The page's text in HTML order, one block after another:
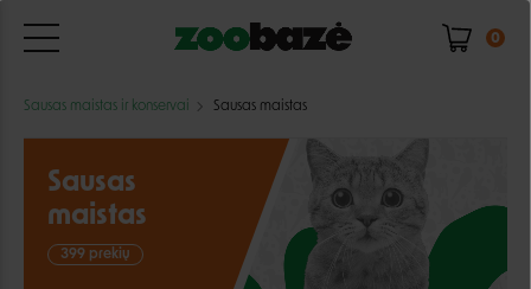
0
Sausas maistas ir konservai Sausas maistas
Sausas
maistas
399 prekių